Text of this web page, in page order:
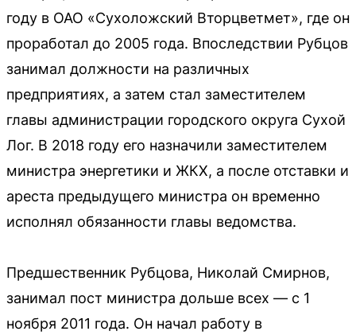
году в ОАО «Сухоложский Вторцветмет», где он
проработал до 2005 года. Впоследствии Рубцов
занимал должности на различных
предприятиях, а затем стал заместителем
главы администрации городского округа Сухой
Лог. В 2018 году его назначили заместителем
министра энергетики и ЖКХ, а после отставки и
ареста предыдущего министра он временно
исполнял обязанности главы ведомства.
Предшественник Рубцова, Николай Смирнов,
занимал пост министра дольше всех — с 1
ноября 2011 года. Он начал работу в